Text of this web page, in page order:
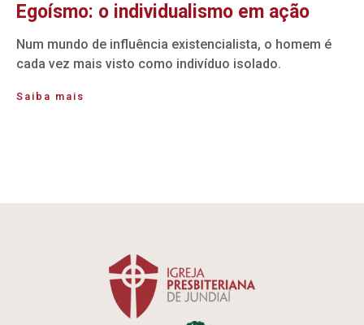
Egoísmo: o individualismo em ação
Num mundo de influência existencialista, o homem é
cada vez mais visto como indivíduo isolado.
Saiba mais